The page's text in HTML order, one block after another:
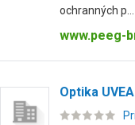
ochranných p...
www.peeg-
Optika